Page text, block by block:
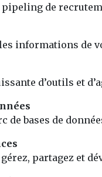
pipeling de
informations de
d’outils et
de bases de
partagez et